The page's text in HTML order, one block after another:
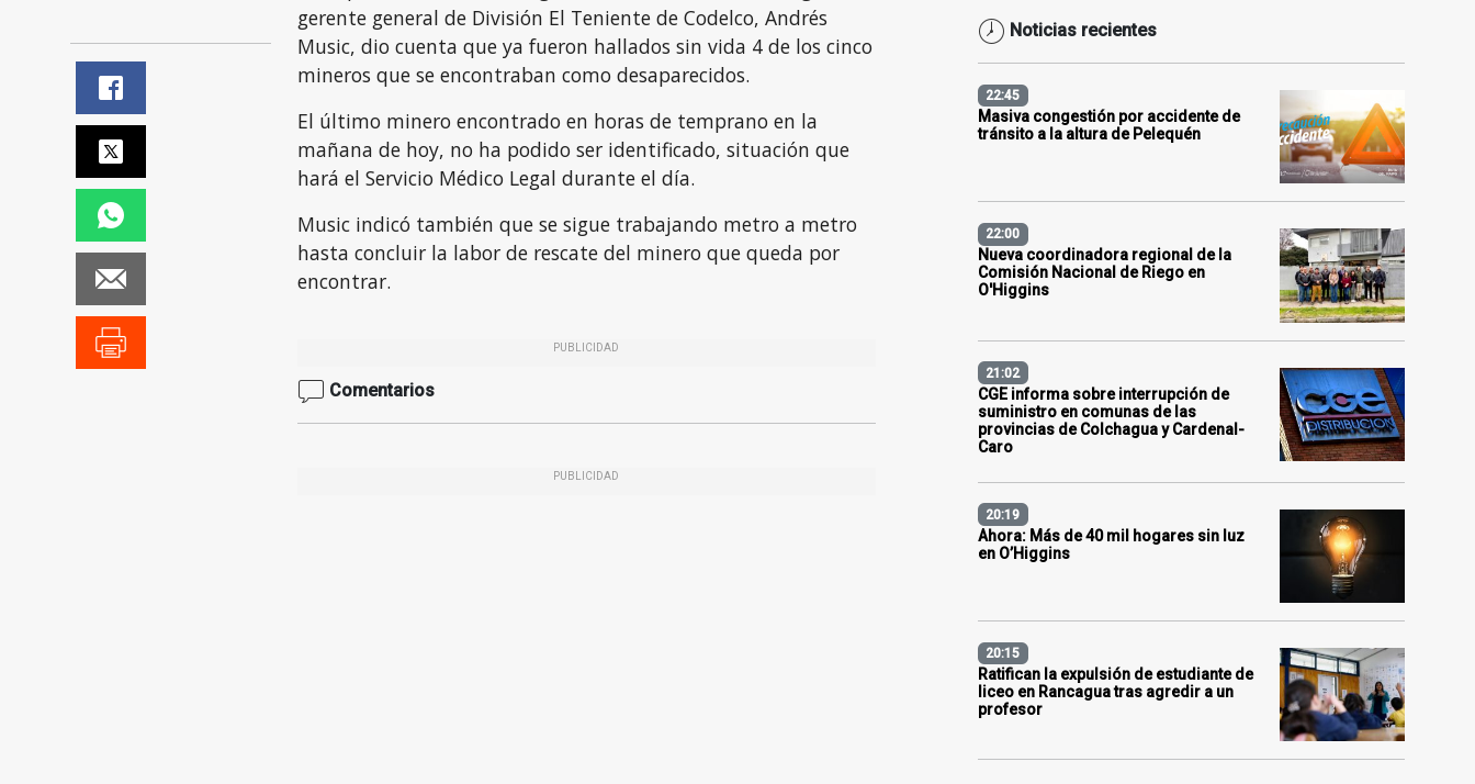
gerente general de División El Teniente de Codelco, Andrés
Music, dio cuenta que ya fueron hallados sin vida 4 de los cinco
mineros que se encontraban como desaparecidos.
El último minero encontrado en horas de temprano en la
mañana de hoy, no ha podido ser identificado, situación que
hará el Servicio Médico Legal durante el día.
Music indicó también que se sigue trabajando metro a metro
hasta concluir la labor de rescate del minero que queda por
encontrar.
PUBLICIDAD
Comentarios
PUBLICIDAD
Noticias recientes
22:45
Masiva congestión por accidente de
tránsito a la altura de Pelequén
22:00
Nueva coordinadora regional de la
Comisión Nacional de Riego en
O'Higgins
21:02
CGE informa sobre interrupción de
suministro en comunas de las
provincias de Colchagua y Cardenal-
Caro
20:19
Ahora: Más de 40 mil hogares sin luz
en O’Higgins
20:15
Ratifican la expulsión de estudiante de
liceo en Rancagua tras agredir a un
profesor